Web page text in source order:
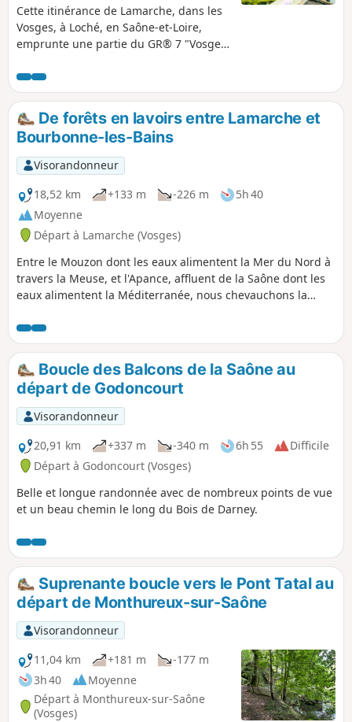
Cette itinérance de Lamarche, dans les
Vosges, à Loché, en Saône-et-Loire,
emprunte une partie du GR® 7 "Vosges
des eaux Atlantique/Méditérranée sur
plus de 1 500 kilomètres. Il s'agit
également d'un chemin de Saint-
Jacques emprunté par les pèlerins
Allemands. C'est un livre de géographie
ouvert sur les trois régions et les cinq
départements traversés, dont : - le Parc
National de Forêts, - les vignobles de
Côte d'Or, Côte Chalonnaise et
Mâconnais.
De forêts en lavoirs entre Lamarche et
Bourbonne-les-Bains
Visorandonneur
18,52 km
+133 m -226 m
5h 40
Moyenne
Départ à Lamarche (Vosges)
Entre le Mouzon dont les eaux alimentent la Mer du Nord à
travers la Meuse, et l'Apance, affluent de la Saône dont les
eaux alimentent la Méditerranée, nous chevauchons la
étape. Après la fraîcheur d'une hêtraie, nous découvrons
nos premiers lavoirs pour terminer devant les thermes de
Bourbonne-les-Bains.
Boucle des Balcons de la Saône au
départ de Godoncourt
Visorandonneur
20,91 km
+337 m -340 m 6h 55
Difficile
Départ à Godoncourt (Vosges)
Belle et longue randonnée avec de nombreux points de vue
et un beau chemin le long du Bois de Darney.
Suprenante boucle vers le Pont Tatal au
départ de Monthureux-sur-Saône
Visorandonneur
11,04 km
+181 m
-177 m
3h 40
Moyenne
Départ à Monthureux-sur-Saône
(Vosges)